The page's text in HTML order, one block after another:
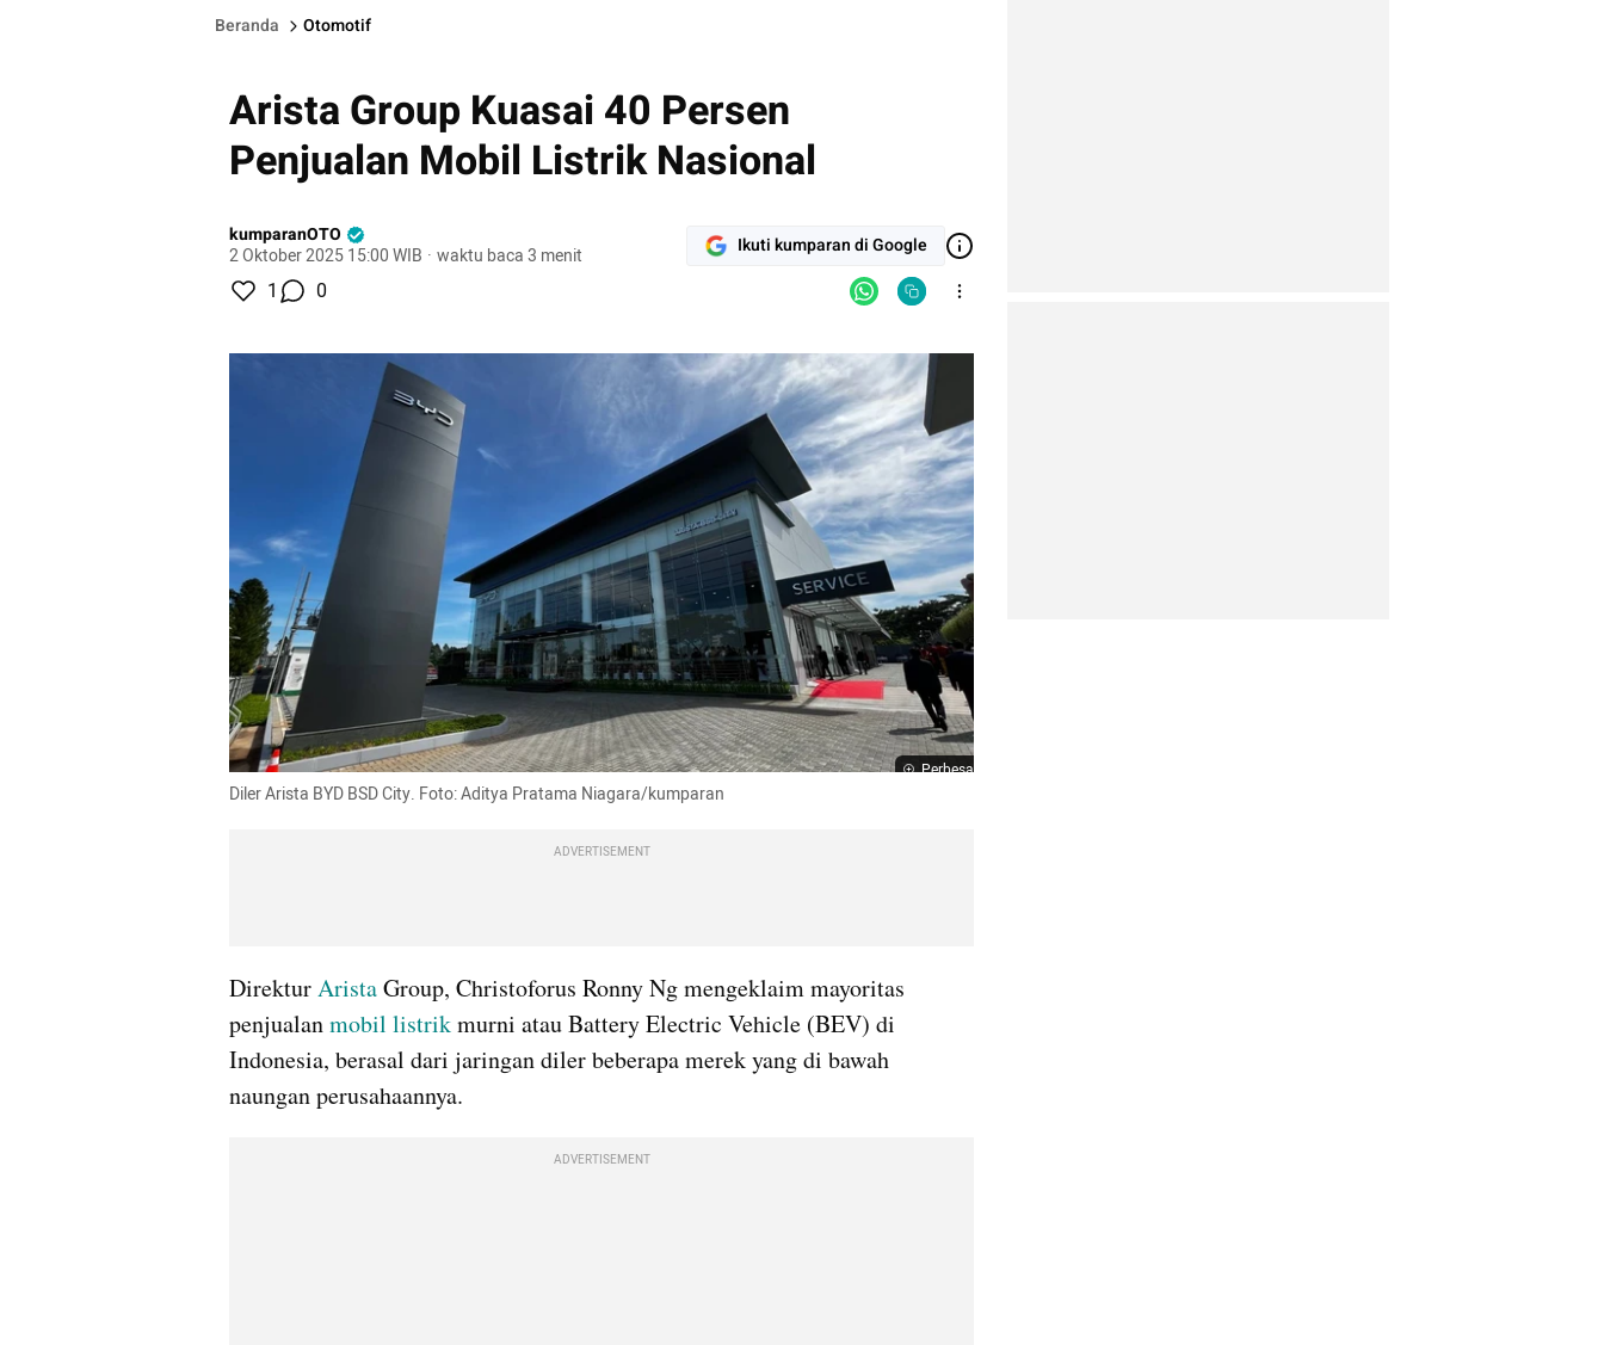
Beranda Otomotif
Arista Group Kuasai 40 Persen
Penjualan Mobil Listrik Nasional
kumparanOTO
2 Oktober 2025 15:00 WIB · waktu baca 3 menit Ikuti kumparan di Google
1 0
Perbesar
Diler Arista BYD BSD City. Foto: Aditya Pratama Niagara/kumparan
ADVERTISEMENT
Direktur Arista Group, Christoforus Ronny Ng mengeklaim mayoritas
penjualan mobil listrik murni atau Battery Electric Vehicle (BEV) di
Indonesia, berasal dari jaringan diler beberapa merek yang di bawah
naungan perusahaannya.
ADVERTISEMENT